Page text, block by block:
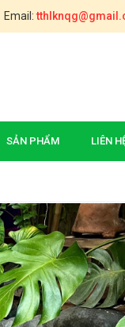
Email:
SẢN PHẨM LIÊN
Đúc (Hậu Giang)